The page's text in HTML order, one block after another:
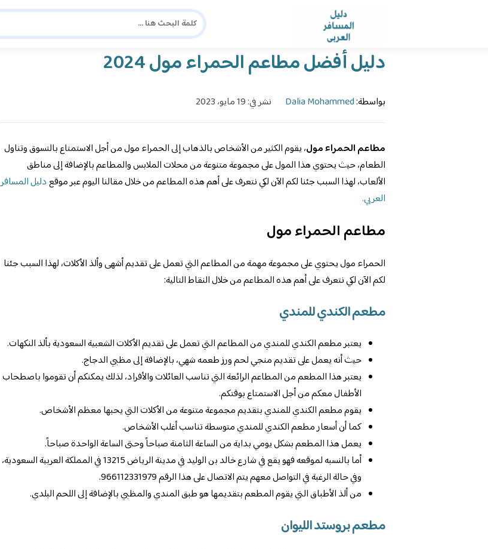
دليل المسافر العربي ›الدليل›
دليل أفضل مطاعم الحمراء مول 2024
بواسطة:Dalia Mohammed نشر في: 19 مايو، 2023
مطاعم الحمراء مول، يقوم الكثير من الأشخاص بالذهاب إلى الحمراء مول من أجل الاستمتاع بالتسوق وتناول
الطعام، حيث يحتوي هذا المول على مجموعة متنوعة من محلات الملابس والمطاعم بالإضافة إلى مناطق
الألعاب، لهذا السبب جئنا لكم الآن لكي نتعرف على أهم هذه المطاعم من خلال مقالنا اليوم عبر موقعدليل المسافر
العربي.
مطاعم الحمراء مول
الحمراء مول يحتوي على مجموعة مهمة من المطاعم التي تعمل على تقديم أشهى وألذ الأكلات، لهذا السبب جئنا
لكم الآن لكي نتعرف على أهم هذه المطاعم من خلال النقاط التالية:
مطعم الكندي للمندي
يعتبر مطعم الكندي للمندي من المطاعم التي تعمل على تقديم الأكلات الشعبية السعودية بألذ النكهات.
حيث أنه يعمل على تقديم منجي لحم ورز طعمه شهي، بالإضافة إلى مظبي الدجاج.
يعتبر هذا المطعم من المطاعم الرائعة التي تناسب العائلات والأفراد، لذلك يمكنكم أن تقوموا باصطحاب
الأطفال معكم من أجل الاستمتاع بوقتكم.
يقوم مطعم الكندي للمندي بتقديم مجموعة متنوعة من الأكلات التي يحبها معظم الأشخاص.
كما أن أسعار مطعم الكندي للمندي متوسطة تناسب أغلب الأشخاص.
يعمل هذا المطعم بشكل يومي بداية من الساعة الثامنة صباحاً وحتى الساعة الواحدة صباحاً.
أما بالنسبه لموقعه فهو يقع في شارع خالد بن الوليد في مدينة الرياض 13215 في المملكة العربية السعودية،
وفي حالة الرغبة في التواصل معهم يتم الاتصال على هذا الرقم 966112331979.
من ألذ الأطباق التي يقوم المطعم بتقديمها هو طبق المندي والمظبي بالإضافة إلى اللحم البلدي.
مطعم بروستد الليوان